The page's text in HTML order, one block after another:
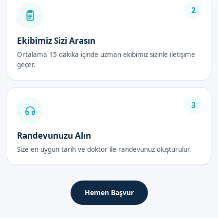
Daha az risk
Güvenli ve hijyenik ortam
Lazer Sünnet Fiyatları 2026
Lazer sünnet fiyatları 2026 yılında, birçok faktöre bağlı olarak
değişebilir. Ancak, Sünnetçim olarak, en uygun fiyatlarla
hizmet vermekteyiz.
Lazer Sünnet Sonrası Bakım Rehberi
İlk 48 Saat
Lazer sünnet sonrası ilk 48 saat, iyileşme süreci açısından çok
önemlidir. Hasta, bu süre zarfında dinlenmeli ve sünnet
2
Ekibimiz Sizi Arasın
Ortalama 15 dakika içinde uzman ekibimiz sizinle iletişime
geçer.
3
Randevunuzu Alın
Size en uygun tarih ve doktor ile randevunuz oluşturulur.
Hemen Başvur